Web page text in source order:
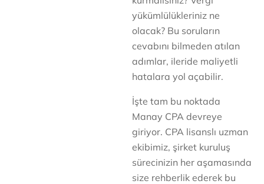
yükümlülükleriniz ne
olacak? Bu soruların
cevabını bilmeden atılan
adımlar, ileride maliyetli
hatalara yol açabilir.
İşte tam bu noktada
Manay CPA devreye
giriyor. CPA lisanslı uzman
ekibimiz, şirket kuruluş
sürecinizin her aşamasında
size rehberlik ederek bu